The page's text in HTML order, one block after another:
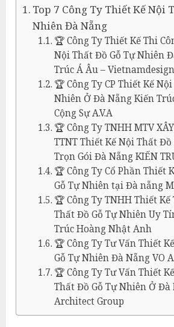
Top 7 Công Ty Thiết Kế Nội
Nhiên Đà Nẵng
🏆 Công Ty Thiết Kế Thi
Nội Thất Đồ Gỗ Tự Nhiên
Trúc Á Âu – Vietnamdesign
🏆 Công Ty CP Thiết Kế
Nhiên Ở Đà Nẵng Kiến
Cộng Sự A.V.A
🏆 Công Ty TNHH MTV
TTNT Thiết Kế Nội Thất
Trọn Gói Đà Nẵng KIẾN
🏆 Công Ty Cổ Phần Thiết
Gỗ Tự Nhiên tại Đà nẵng
🏆 Công Ty TNHH Thiết
Thất Đồ Gỗ Tự Nhiên Uy
Trúc Hoàng Nhật Anh
🏆 Công Ty Tư Vấn Thiết
Gỗ Tự Nhiên Đà Nẵng VO
🏆 Công Ty Tư Vấn Thiết
Thất Đồ Gỗ Tự Nhiên Ở Đà
Architect Group